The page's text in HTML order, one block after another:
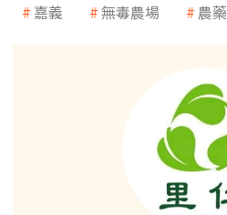
嘉義 無毒農場 農藥